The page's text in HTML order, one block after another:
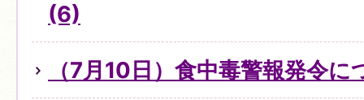
(6)
（7月10日）食中毒警報発令に